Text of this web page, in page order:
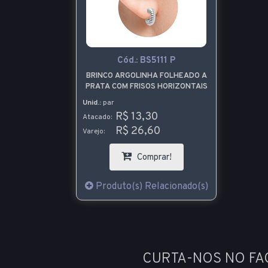
Cód.: BS5111 P
BRINCO ARGOLINHA FOLHEADO A
PRATA COM FRISOS HORIZONTAIS
Unid.: par
Atacado: R$ 13,30
Varejo: R$ 26,60
Comprar!
Produto(s) Relacionado(s)
CURTA-NOS NO